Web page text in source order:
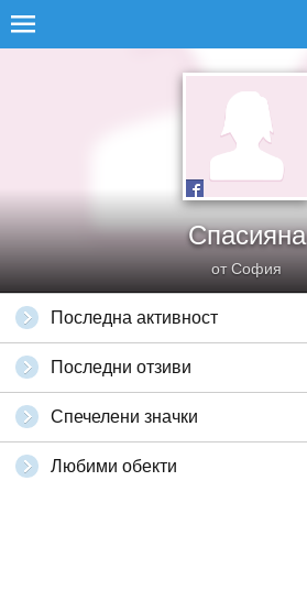
Спасияна
от София
Последна активност
Последни отзиви
Спечелени значки
Любими обекти